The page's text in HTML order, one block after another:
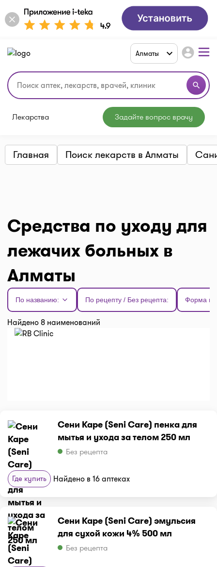
search
Алматы account_circle
Лекарства Задайте вопрос врачу
Главная Поиск лекарств в Алматы
Средства по уходу для
лежачих больных в
Алматы
По названию: По рецепту / Без рецепта: Форма
Найдено 8 наименований
Сени Каре (Seni Care) пенка для
мытья и ухода за телом 250 мл
Без рецепта
Где купить Найдено в 16 аптеках
Сени Каре (Seni Care) эмульсия
для сухой кожи 4% 500 мл
Без рецепта